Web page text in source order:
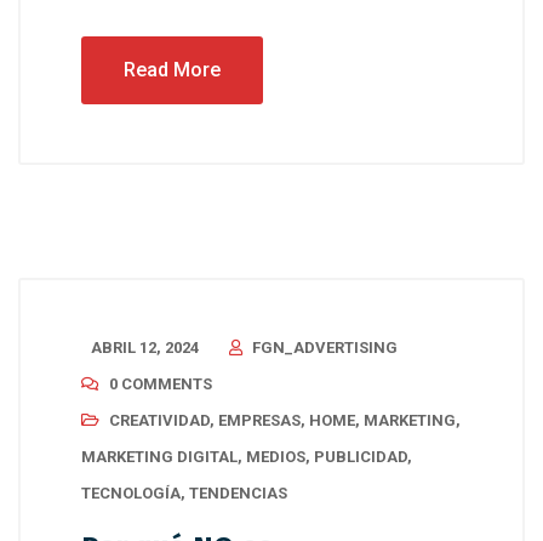
Read More
ABRIL 12, 2024
FGN_ADVERTISING
0 COMMENTS
CREATIVIDAD, EMPRESAS, HOME, MARKETING,
MARKETING DIGITAL, MEDIOS, PUBLICIDAD,
TECNOLOGÍA, TENDENCIAS